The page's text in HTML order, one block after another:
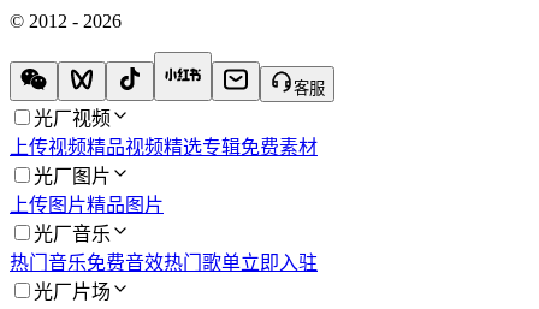
© 2012 - 2026
客服
光厂视频
上传视频精品视频精选专辑免费素材
光厂图片
上传图片精品图片
光厂音乐
热门音乐免费音效热门歌单立即入驻
光厂片场